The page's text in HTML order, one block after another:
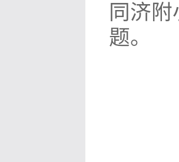
同济
题。